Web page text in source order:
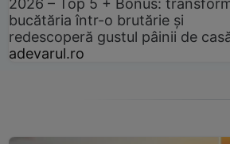
bucătăria într-o brutărie și
redescoperă gustul pâinii de
adevarul.ro